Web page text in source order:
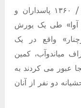
ساعت ۵/ ۸ بعدازظهر روز ۲۲ / ۶ / ۱۳۶۰ پاسداران و
آوا» طی یک یورش
واقع در یک
میاندوآب، کمین
عبور می کردند به
دو نفر از آنان